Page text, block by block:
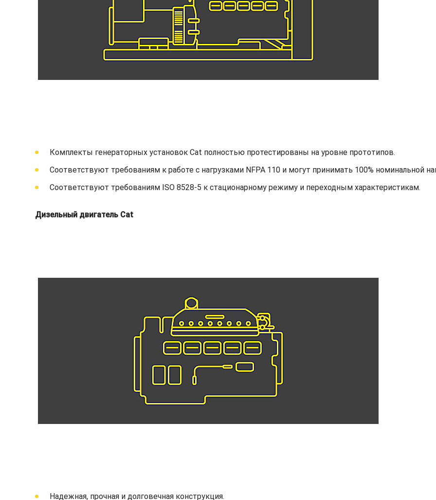
Комплекты генераторных установок Cat полностью протестированы на уровне прототипов.
Соответствуют требованиям к работе с нагрузками NFPA 110 и могут принимать 100% номинальной
Соответствуют требованиям ISO 8528-5 к стационарному режиму и переходным характеристикам.
Дизельный двигатель Cat
Надежная, прочная и долговечная конструкция.